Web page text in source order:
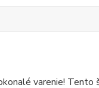
varenie! Tento